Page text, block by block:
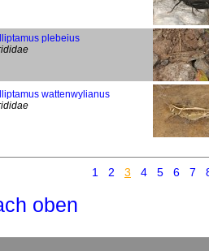
plebeius
wattenwylianus
1 2 3 4 5 6 7
oben